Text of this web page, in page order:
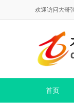
欢迎访问大哥
首页